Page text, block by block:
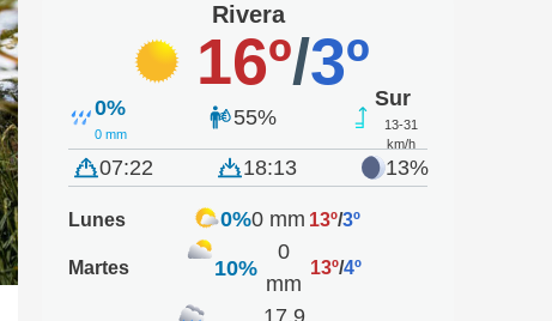
Rivera
16º/3º
0%
0 mm
55%
Sur
13-31
km/h
07:22 18:13 13%
Lunes 0%0 mm 13º/3º
Martes 10%
0
mm
13º/4º
17.9